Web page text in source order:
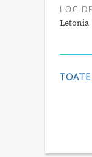
LOC
Letonia